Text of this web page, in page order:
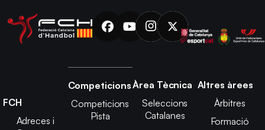
FCH
Adreces i
Competicions
Competicions
Pista
Àrea Tècnica
Seleccions
Catalanes
Altres àrees
Àrbitres
Formació